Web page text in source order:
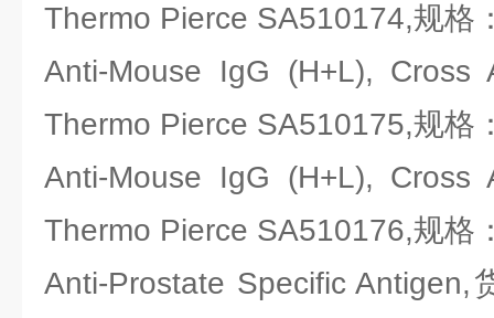
Thermo Pierce SA510174,规格
Anti-Mouse IgG (H+L),
Thermo Pierce SA510175,规格
Anti-Mouse IgG (H+L),
Thermo Pierce SA510176,规格
Anti-Prostate Specific Antigen,